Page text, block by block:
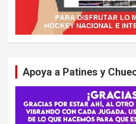
Apoya a Patines y